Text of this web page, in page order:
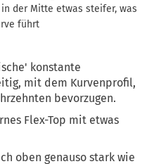
der Mitte etwas steifer, was
führt
konstante
mit dem Kurvenprofil,
bevorzugen.
Flex-Top mit etwas
oben genauso stark wie